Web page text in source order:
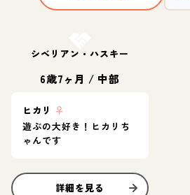
シベリアン・ハスキー
6歳7ヶ月 / 中部
ヒカリ ♀
遊ぶの大好き！ヒカリち
ゃんです
詳細を見る